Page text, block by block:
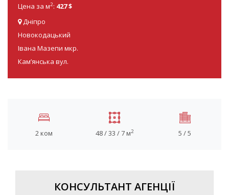
Цена за м2: 427 $
Дніпро
Новокодацький
Івана Мазепи мкр.
Кам’янська вул.
2 ком 48 / 33 / 7 м2 5 / 5
КОНСУЛЬТАНТ АГЕНЦІЇ